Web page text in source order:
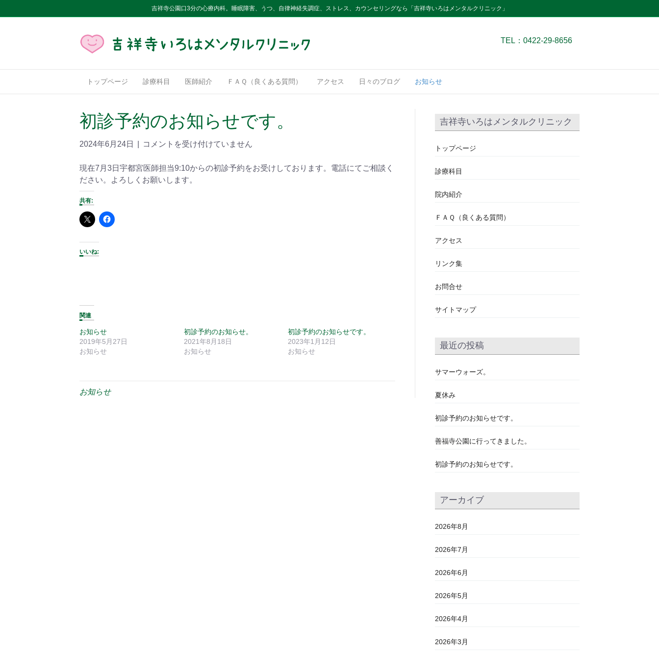
吉祥寺公園口3分の心療内科。睡眠障害、うつ、自律神経失調症、ストレス、カウンセリングなら「吉祥寺いろはメンタルクリニック」
TEL：0422-29-8656
トップページ 診療科目 医師紹介 ＦＡＱ（良くある質問） アクセス 日々のブログ お知らせ
初診予約のお知らせです。
2024年6月24日 コメントを受け付けていません
現在7月3日宇都宮医師担当9:10からの初診予約をお受けしております。電話にてご相談く
ださい。よろしくお願いします。
共有:
いいね:
関連
お知らせ
2019年5月27日
お知らせ
初診予約のお知らせ。
2021年8月18日
お知らせ
初診予約のお知らせです。
2023年1月12日
お知らせ
お知らせ
吉祥寺いろはメンタルクリニック
トップページ
診療科目
院内紹介
ＦＡＱ（良くある質問）
アクセス
リンク集
お問合せ
サイトマップ
最近の投稿
サマーウォーズ。
夏休み
初診予約のお知らせです。
善福寺公園に行ってきました。
初診予約のお知らせです。
アーカイブ
2026年8月
2026年7月
2026年6月
2026年5月
2026年4月
2026年3月